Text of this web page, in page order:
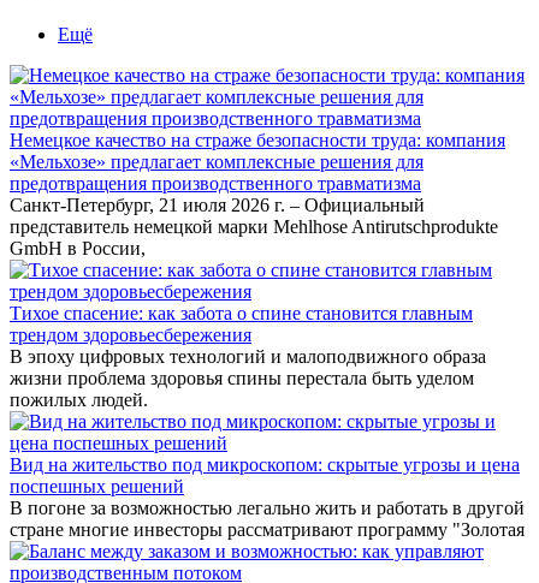
Ещё
Немецкое качество на страже безопасности труда: компания
«Мельхозе» предлагает комплексные решения для
предотвращения производственного травматизма
Санкт-Петербург, 21 июля 2026 г. – Официальный
представитель немецкой марки Mehlhose Antirutschprodukte
GmbH в России,
Тихое спасение: как забота о спине становится главным
трендом здоровьесбережения
В эпоху цифровых технологий и малоподвижного образа
жизни проблема здоровья спины перестала быть уделом
пожилых людей.
Вид на жительство под микроскопом: скрытые угрозы и цена
поспешных решений
В погоне за возможностью легально жить и работать в другой
стране многие инвесторы рассматривают программу "Золотая